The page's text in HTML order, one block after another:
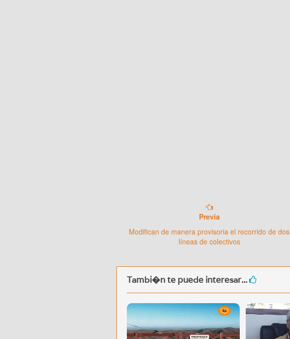
Previa
Modifican de manera provisoria el recorrido de dos
líneas de colectivos
Tambi�n te puede interesar...